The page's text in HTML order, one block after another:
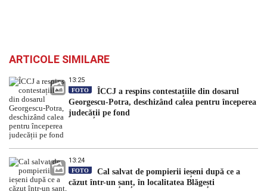
ARTICOLE SIMILARE
13:25
FOTO
ÎCCJ a respins contestațiile din dosarul
Georgescu-Potra, deschizând calea pentru începerea
judecății pe fond
13:24
FOTO
Cal salvat de pompierii ieșeni după ce a
căzut într-un șanț, în localitatea Blăgești